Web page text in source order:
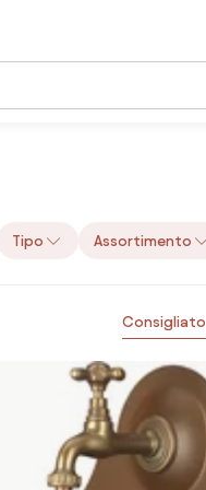
Tipo Assortimento
Consigliato